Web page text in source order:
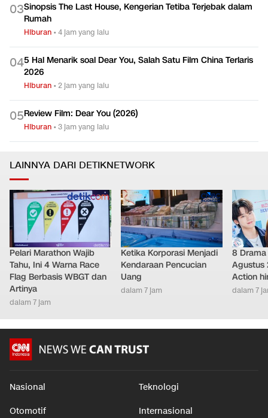
03Sinopsis The Last House, Kengerian Tetiba Terjebak dalam
Rumah
Hiburan •4 jam yang lalu
045 Hal Menarik soal Dear You, Salah Satu Film China Terlaris
2026
Hiburan •2 jam yang lalu
05Review Film: Dear You (2026)
Hiburan •3 jam yang lalu
LAINNYA DARI DETIKNETWORK
Pelari Marathon Wajib
Tahu, Ini 4 Warna Race
Flag Berbasis WBGT dan
Artinya
dalam 7 jam
Ketika Korporasi Menjadi
Kendaraan Pencucian
Uang
dalam 7 jam
8 Drama
Agustus
Action
dalam 7
Nasional Teknologi
Otomotif Internasional